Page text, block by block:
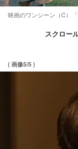
映画のワンシーン（C）
スクロー
( 画像5/5 )